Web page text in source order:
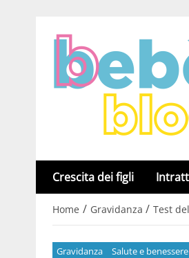
Crescita dei figli
Home / Gravidanza / Test
Gravidanza Salute e benessere